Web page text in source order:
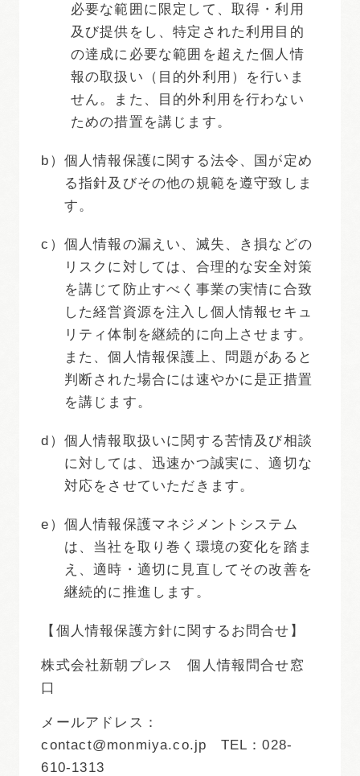
必要な範囲に限定して、取得・利用
及び提供をし、特定された利用目的
の達成に必要な範囲を超えた個人情
報の取扱い（目的外利用）を行いま
せん。また、目的外利用を行わない
ための措置を講じます。
b） 個人情報保護に関する法令、国が定め
る指針及びその他の規範を遵守致しま
す。
c） 個人情報の漏えい、滅失、き損などの
リスクに対しては、合理的な安全対策
を講じて防止すべく事業の実情に合致
した経営資源を注入し個人情報セキュ
リティ体制を継続的に向上させます。
また、個人情報保護上、問題があると
判断された場合には速やかに是正措置
を講じます。
d） 個人情報取扱いに関する苦情及び相談
に対しては、迅速かつ誠実に、適切な
対応をさせていただきます。
e） 個人情報保護マネジメントシステム
は、当社を取り巻く環境の変化を踏ま
え、適時・適切に見直してその改善を
継続的に推進します。
【個人情報保護方針に関するお問合せ】
株式会社新朝プレス 個人情報問合せ窓
口
メールアドレス：
contact@monmiya.co.jp TEL：028-
610-1313